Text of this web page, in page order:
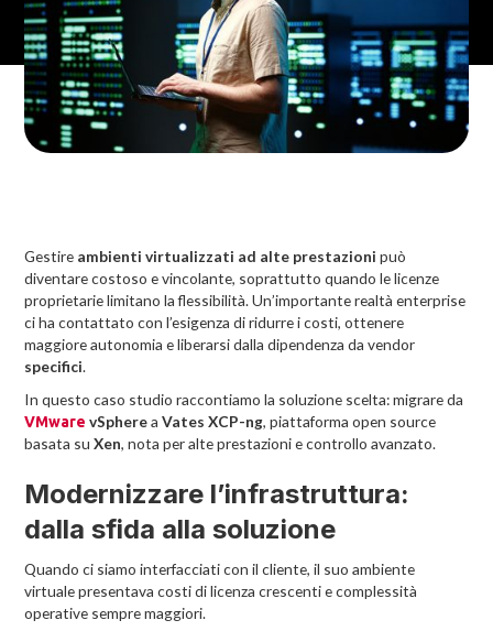
Gestire ambienti virtualizzati ad alte prestazionipuò
diventare costoso e vincolante, soprattutto quando le licenze
proprietarie limitano la flessibilità. Un’importante realtà enterprise
ci ha contattato con l’esigenza di ridurre i costi, ottenere
maggiore autonomia e liberarsi dalla dipendenza da vendor
specifici.
In questo caso studio raccontiamo la soluzione scelta: migrare da
VMware vSphereaVates XCP-ng, piattaforma open source
basata suXen, nota per alte prestazioni e controllo avanzato.
Modernizzare l’infrastruttura:
dalla sfida alla soluzione
Quando ci siamo interfacciati con il cliente, il suo ambiente
virtuale presentava costi di licenza crescenti e complessità
operative sempre maggiori.